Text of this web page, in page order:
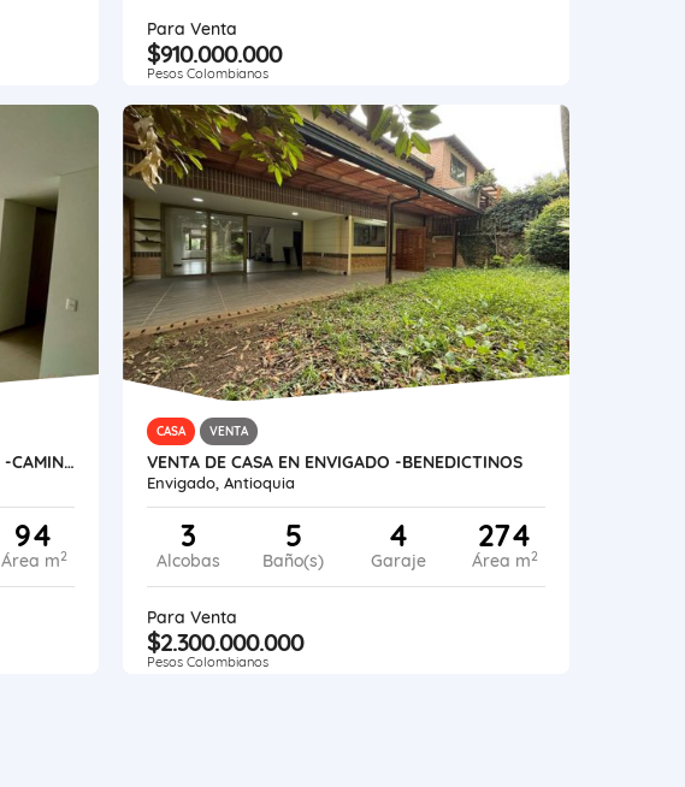
Para Venta
$910.000.000
Pesos Colombianos
VENTA DE APARTAMENTO EN ENVIGADO -CAMINO VERDE
94
Área m2
CASA VENTA
VENTA DE CASA EN ENVIGADO -BENEDICTINOS
Envigado, Antioquia
3
Alcobas
5
Baño(s)
4
Garaje
274
Área m2
Para Venta
$2.300.000.000
Pesos Colombianos